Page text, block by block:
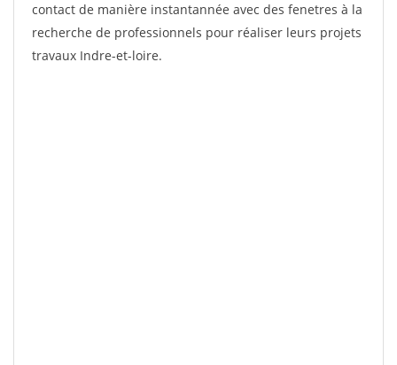
contact de manière instantannée avec des fenetres à la
recherche de professionnels pour réaliser leurs projets
travaux Indre-et-loire.